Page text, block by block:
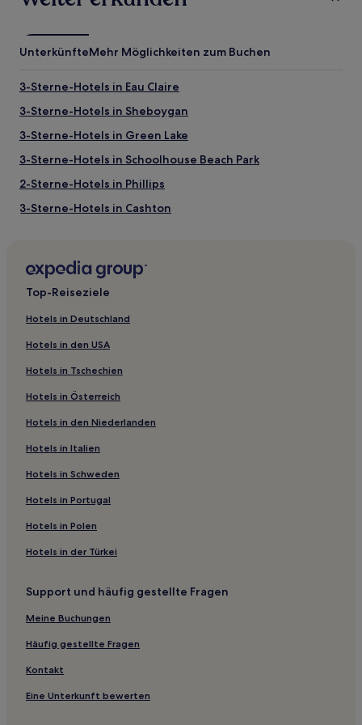
UnterkünfteMehr Möglichkeiten zum Buchen
3-Sterne-Hotels in Eau Claire
3-Sterne-Hotels in Sheboygan
3-Sterne-Hotels in Green Lake
3-Sterne-Hotels in Schoolhouse Beach Park
2-Sterne-Hotels in Phillips
3-Sterne-Hotels in Cashton
Motels in Eau Claire
Motels in Wisconsin Dells
Ferienwohnungen in Elkhart Lake
Hotels mit Küchenzeile in Nekoosa
Familien in Rothschild
Familien in Sister Bay
Familien nahe Perrot State Park
Familien in Glendale
Günstige in Phillips
Hotels mit Parkplatz in Phillips
Familien nahe Einkaufsstraße State Street
Familien in Appleton
Hotels mit Pool nahe Atwater Park & Beach
Hotels mit inbegriffenem Frühstück in Fort Atkinson
Hotels mit Parkplatz in Wauwatosa
Top-Reiseziele
Hotels in Deutschland
Hotels in den USA
Hotels in Tschechien
Hotels in Österreich
Hotels in den Niederlanden
Hotels in Italien
Hotels in Schweden
Hotels in Portugal
Hotels in Polen
Hotels in der Türkei
Support und häufig gestellte Fragen
Meine Buchungen
Häufig gestellte Fragen
Kontakt
Eine Unterkunft bewerten